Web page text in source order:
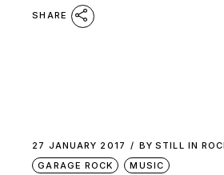
SHARE
27 JANUARY 2017 BY STILL IN
GARAGE ROCK
MUSIC